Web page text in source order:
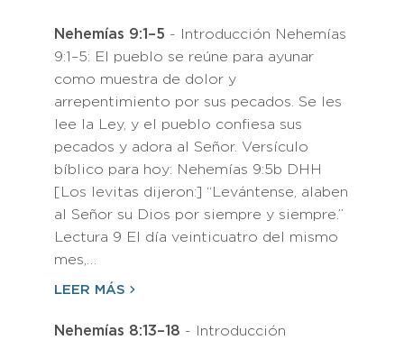
Nehemías 9:1–5 - Introducción Nehemías
9:1–5: El pueblo se reúne para ayunar
como muestra de dolor y
arrepentimiento por sus pecados. Se les
lee la Ley, y el pueblo confiesa sus
pecados y adora al Señor. Versículo
bíblico para hoy: Nehemías 9:5b DHH
[Los levitas dijeron:] “Levántense, alaben
al Señor su Dios por siempre y siempre.”
Lectura 9 El día veinticuatro del mismo
mes,…
LEER MÁS
Nehemías 8:13–18 - Introducción